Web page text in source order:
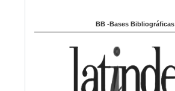
BB -Bases Bibliográficas